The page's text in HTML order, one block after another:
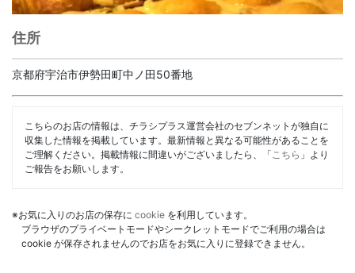
住所
京都府宇治市伊勢田町中ノ田50番地
こちらのお店の情報は、チラシプラス運営会社のセブンネットが独自に
収集した情報を掲載しています。最新情報と異なる可能性があることを
ご理解ください。掲載情報に間違いがございましたら、「 こちら 」より
ご報告をお願いします。
※お気に入りのお店の保存に cookie を利用しています。
ブラウザのプライベートモードやシークレットモードでご利用の場合は
cookie が保存されませんのでお店をお気に入りに登録できません。